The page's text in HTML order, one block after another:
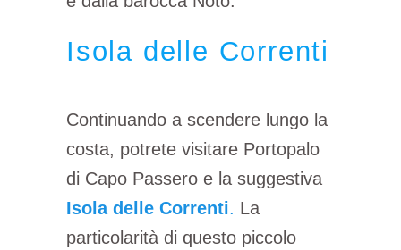
Isola delle Correnti
Continuando a scendere lungo la
costa, potrete visitare Portopalo
di Capo Passero e la suggestiva
Isola delle Correnti. La
particolarità di questo piccolo